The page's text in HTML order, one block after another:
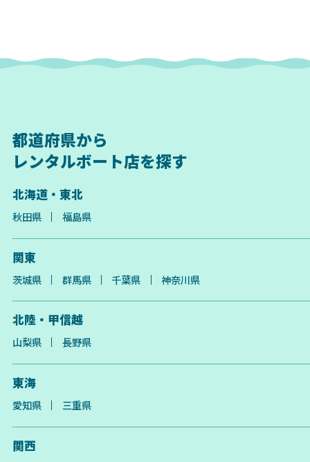
都道府県から
レンタルボート店を探す
北海道・東北
秋田県 福島県
関東
茨城県 群馬県 千葉県 神奈川県
北陸・甲信越
山梨県 長野県
東海
愛知県 三重県
関西